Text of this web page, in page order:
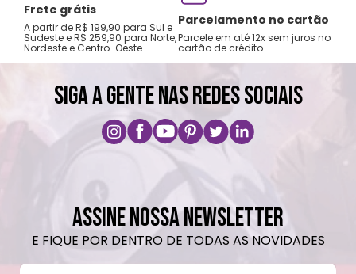
Frete grátis
A partir de R$ 199,90 para Sul e
Sudeste e R$ 259,90 para Norte,
Nordeste e Centro-Oeste
Parcelamento no cartão
Parcele em até 12x sem juros no
cartão de crédito
SIGA A GENTE NAS REDES SOCIAIS
ASSINE NOSSA NEWSLETTER
E FIQUE POR DENTRO DE TODAS AS NOVIDADES